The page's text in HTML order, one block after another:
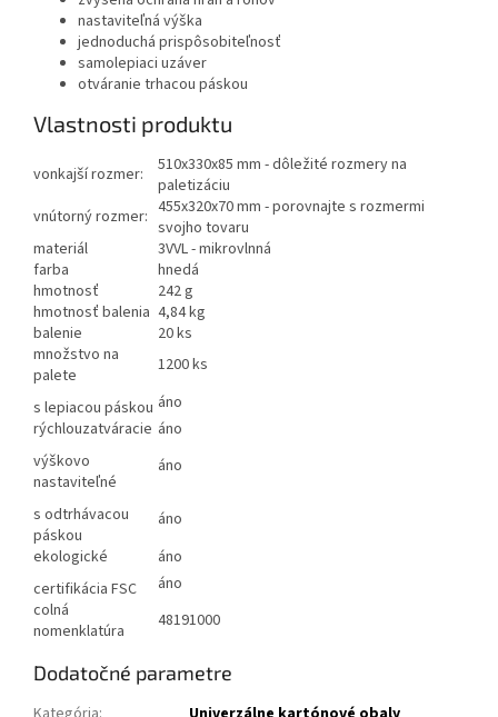
nastaviteľná výška
jednoduchá prispôsobiteľnosť
samolepiaci uzáver
otváranie trhacou páskou
Vlastnosti produktu
vonkajší rozmer:
510x330x85 mm - dôležité rozmery na
paletizáciu
vnútorný rozmer: 455x320x70 mm - porovnajte s rozmermi
svojho tovaru
materiál
3VVL - mikrovlnná
farba
hnedá
hmotnosť
242 g
hmotnosť balenia 4,84 kg
balenie
20 ks
množstvo na
palete
1200 ks
s lepiacou páskou áno
rýchlouzatváracie áno
výškovo
nastaviteľné
áno
s odtrhávacou
páskou
áno
ekologické
áno
certifikácia FSC
áno
colná
nomenklatúra
48191000
Dodatočné parametre